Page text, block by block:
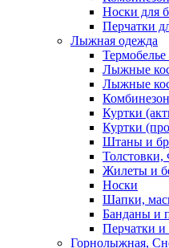
Носки для
Перчатки
Лыжная одежда
Лыжные
Лыжные
Куртки
Куртки
Штаны и
Толстовки,
Жилеты и
Носки
Шапки,
Банданы и
Перчатки и
Горнолыжная,